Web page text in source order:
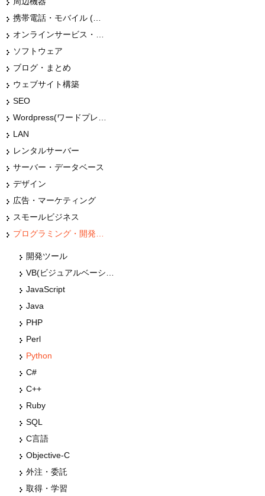
ソフトウェア
ブログ・まとめ
ウェブサイト構築
SEO
LAN
レンタルサーバー
サーバー・データベース
デザイン
広告・マーケティング
スモールビジネス
開発ツール
JavaScript
Java
PHP
Perl
Python
C#
C++
Ruby
SQL
C言語
Objective-C
外注・委託
取得・学習